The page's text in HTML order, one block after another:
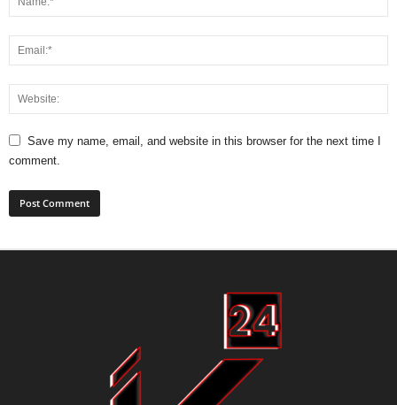
Save my name, email, and website in this browser for the next time I
comment.